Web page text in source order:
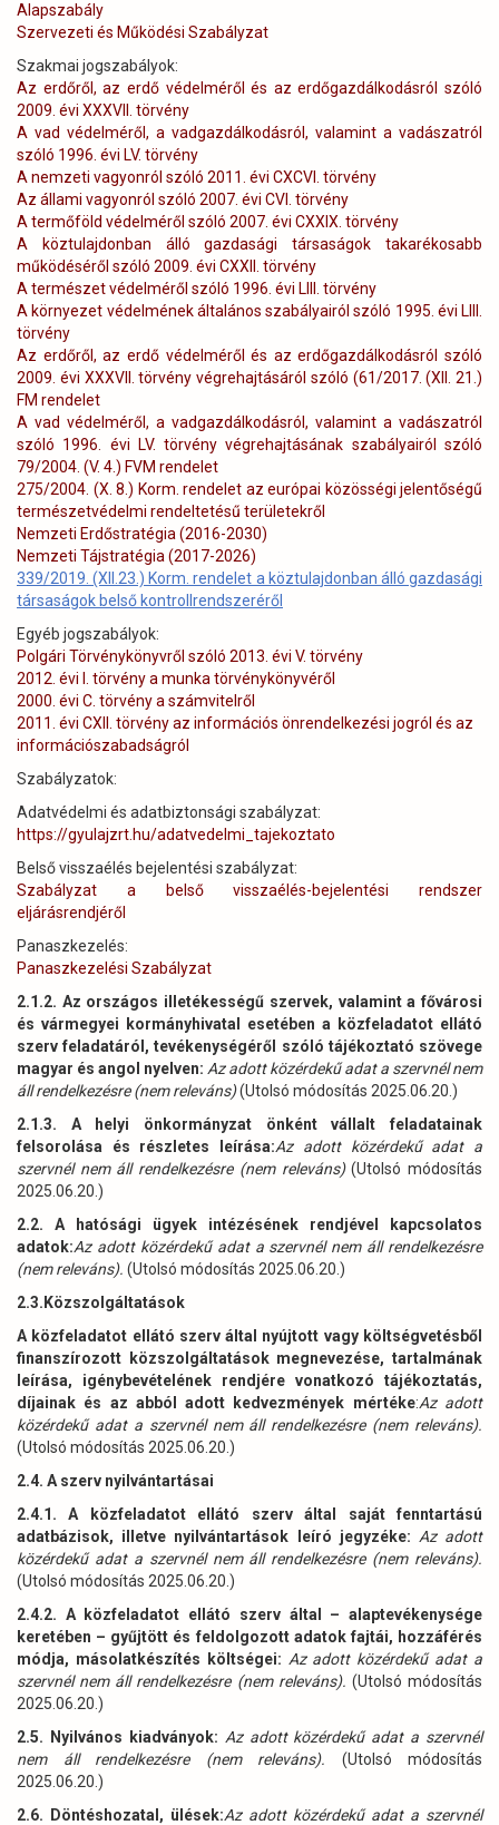
Alapszabály
Szervezeti és Működési Szabályzat
Szakmai jogszabályok:
Az erdőről, az erdő védelméről és az erdőgazdálkodásról szóló
2009. évi XXXVII. törvény
A vad védelméről, a vadgazdálkodásról, valamint a vadászatról
szóló 1996. évi LV. törvény
A nemzeti vagyonról szóló 2011. évi CXCVI. törvény
Az állami vagyonról szóló 2007. évi CVI. törvény
A termőföld védelméről szóló 2007. évi CXXIX. törvény
A köztulajdonban álló gazdasági társaságok takarékosabb
működéséről szóló 2009. évi CXXII. törvény
A természet védelméről szóló 1996. évi LIII. törvény
A környezet védelmének általános szabályairól szóló 1995. évi LIII.
törvény
Az erdőről, az erdő védelméről és az erdőgazdálkodásról szóló
2009. évi XXXVII. törvény végrehajtásáról szóló (61/2017. (XII. 21.)
FM rendelet
A vad védelméről, a vadgazdálkodásról, valamint a vadászatról
szóló 1996. évi LV. törvény végrehajtásának szabályairól szóló
79/2004. (V. 4.) FVM rendelet
275/2004. (X. 8.) Korm. rendelet az európai közösségi jelentőségű
természetvédelmi rendeltetésű területekről
Nemzeti Erdőstratégia (2016-2030)
Nemzeti Tájstratégia (2017-2026)
339/2019. (XII.23.) Korm. rendelet a köztulajdonban álló gazdasági
társaságok belső kontrollrendszeréről
Egyéb jogszabályok:
Polgári Törvénykönyvről szóló 2013. évi V. törvény
2012. évi I. törvény a munka törvénykönyvéről
2000. évi C. törvény a számvitelről
2011. évi CXII. törvény az információs önrendelkezési jogról és az
információszabadságról
Szabályzatok:
Adatvédelmi és adatbiztonsági szabályzat:
https://gyulajzrt.hu/adatvedelmi_tajekoztato
Belső visszaélés bejelentési szabályzat:
Szabályzat a belső visszaélés-bejelentési rendszer
eljárásrendjéről
Panaszkezelés:
Panaszkezelési Szabályzat
2.1.2. Az országos illetékességű szervek, valamint a fővárosi
és vármegyei kormányhivatal esetében a közfeladatot ellátó
szerv feladatáról, tevékenységéről szóló tájékoztató szövege
magyar és angol nyelven: Az adott közérdekű adat a szervnél nem
áll rendelkezésre (nem releváns)(Utolsó módosítás 2025.06.20.)
2.1.3. A helyi önkormányzat önként vállalt feladatainak
felsorolása és részletes leírása:Az adott közérdekű adat a
szervnél nem áll rendelkezésre (nem releváns)(Utolsó módosítás
2025.06.20.)
2.2. A hatósági ügyek intézésének rendjével kapcsolatos
adatok:Az adott közérdekű adat a szervnél nem áll rendelkezésre
(nem releváns). (Utolsó módosítás 2025.06.20.)
2.3.Közszolgáltatások
A közfeladatot ellátó szerv által nyújtott vagy költségvetésből
finanszírozott közszolgáltatások megnevezése, tartalmának
leírása, igénybevételének rendjére vonatkozó tájékoztatás,
díjainak és az abból adott kedvezmények mértéke:Az adott
közérdekű adat a szervnél nem áll rendelkezésre (nem releváns).
(Utolsó módosítás 2025.06.20.)
2.4. A szerv nyilvántartásai
2.4.1. A közfeladatot ellátó szerv által saját fenntartású
adatbázisok, illetve nyilvántartások leíró jegyzéke: Az adott
közérdekű adat a szervnél nem áll rendelkezésre (nem releváns).
(Utolsó módosítás 2025.06.20.)
2.4.2. A közfeladatot ellátó szerv által – alaptevékenysége
keretében – gyűjtött és feldolgozott adatok fajtái, hozzáférés
módja, másolatkészítés költségei: Az adott közérdekű adat a
szervnél nem áll rendelkezésre (nem releváns). (Utolsó módosítás
2025.06.20.)
2.5. Nyilvános kiadványok: Az adott közérdekű adat a szervnél
nem áll rendelkezésre (nem releváns). (Utolsó módosítás
2025.06.20.)
2.6. Döntéshozatal, ülések:Az adott közérdekű adat a szervnél